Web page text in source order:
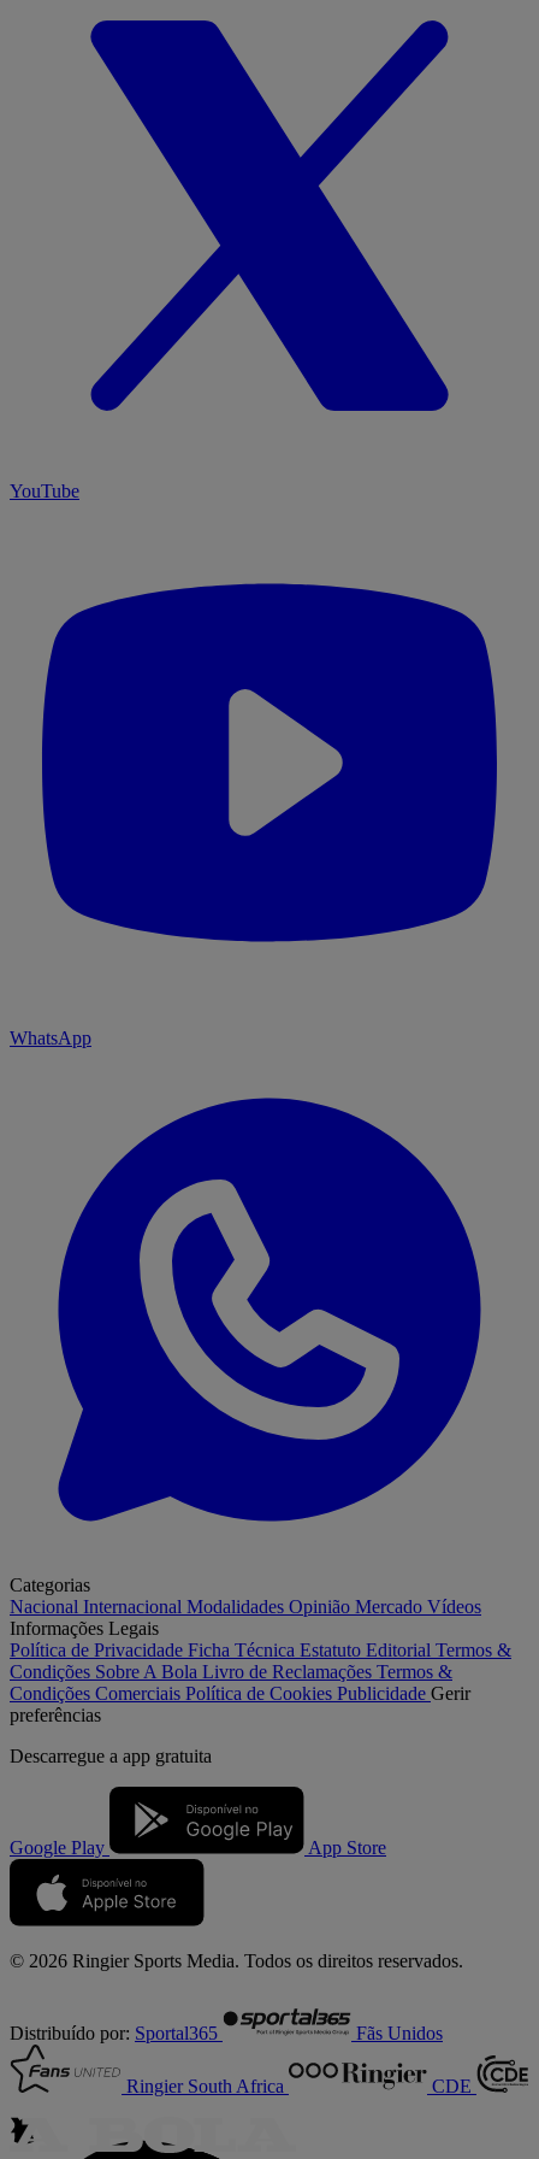
YouTube
WhatsApp
Categorias
Nacional Internacional Modalidades Opinião Mercado Vídeos
Informações Legais
Política de Privacidade Ficha Técnica Estatuto Editorial Termos &
Condições Sobre A Bola Livro de Reclamações Termos &
Condições Comerciais Política de Cookies Publicidade Gerir
preferências
Descarregue a app gratuita
Google Play App Store
© 2026 Ringier Sports Media. Todos os direitos reservados.
Distribuído por: Sportal365 Fãs Unidos
Ringier South Africa CDE